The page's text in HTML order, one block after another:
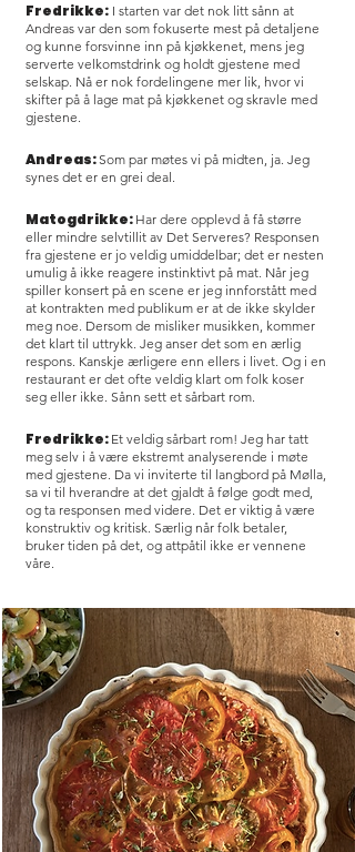
Fredrikke: I starten var det nok litt sånn at
Andreas var den som fokuserte mest på detaljene
og kunne forsvinne inn på kjøkkenet, mens jeg
serverte velkomstdrink og holdt gjestene med
selskap. Nå er nok fordelingene mer lik, hvor vi
skifter på å lage mat på kjøkkenet og skravle med
gjestene.
Andreas:Som par møtes vi på midten, ja. Jeg
synes det er en grei deal.
Matogdrikke: Har dere opplevd å få større
eller mindre selvtillit av Det Serveres? Responsen
fra gjestene er jo veldig umiddelbar; det er nesten
umulig å ikke reagere instinktivt på mat. Når jeg
spiller konsert på en scene er jeg innforstått med
at kontrakten med publikum er at de ikke skylder
meg noe. Dersom de misliker musikken, kommer
det klart til uttrykk. Jeg anser det som en ærlig
respons. Kanskje ærligere enn ellers i livet. Og i en
restaurant er det ofte veldig klart om folk koser
seg eller ikke. Sånn sett et sårbart rom.
Fredrikke: Et veldig sårbart rom! Jeg har tatt
meg selv i å være ekstremt analyserende i møte
med gjestene. Da vi inviterte til langbord på Mølla,
sa vi til hverandre at det gjaldt å følge godt med,
og ta responsen med videre. Det er viktig å være
konstruktiv og kritisk. Særlig når folk betaler,
bruker tiden på det, og attpåtil ikke er vennene
våre.